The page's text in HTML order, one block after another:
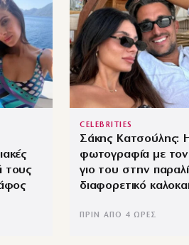
τους
CELEBRITIES
Σάκης Κατσούλης: Η
φωτογραφία με
γιο του στην
διαφορετικό
ΠΡΙΝ ΑΠΌ 4 ΏΡΕΣ